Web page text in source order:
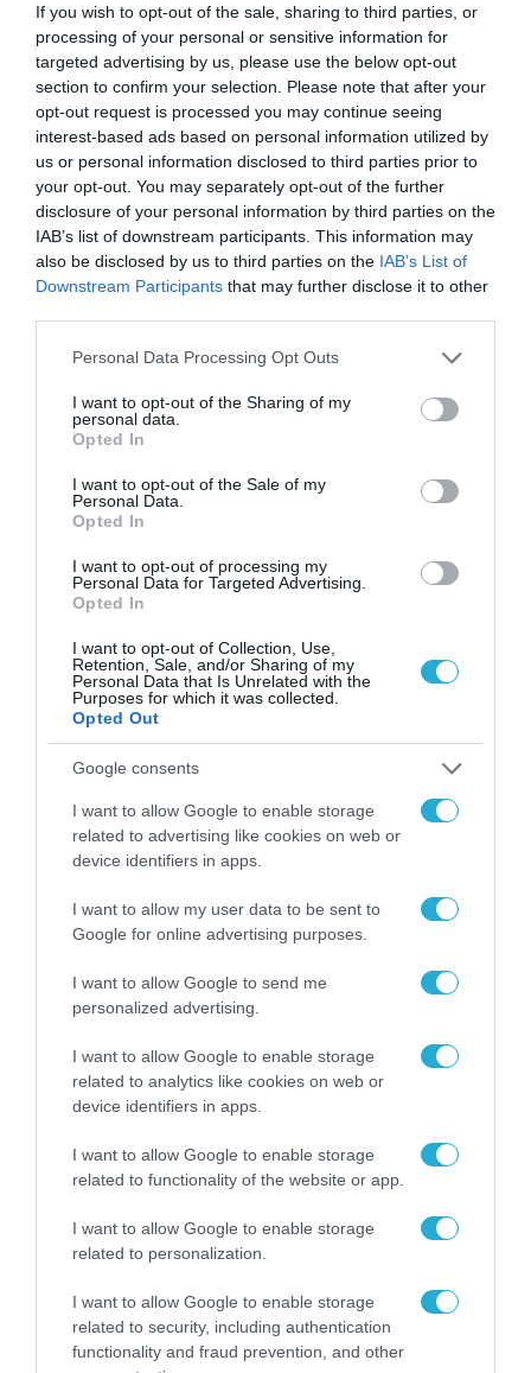
If you wish to opt-out of the sale, sharing to third parties, or
processing of your personal or sensitive information for
targeted advertising by us, please use the below opt-out
section to confirm your selection. Please note that after your
opt-out request is processed you may continue seeing
interest-based ads based on personal information utilized by
us or personal information disclosed to third parties prior to
your opt-out. You may separately opt-out of the further
disclosure of your personal information by third parties on the
IAB’s list of downstream participants. This information may
also be disclosed by us to third parties on the IAB’s List of
Downstream Participants that may further disclose it to other
Please note that this website/app uses one or more Google
not limited to your visit or usage behaviour. You may click to
grant or deny consent to Google and its third-party tags to
use your data for below specified purposes in below Google
consent section.
Personal Data Processing Opt Outs
I want to opt-out of the Sharing of my
personal data.
Opted In
I want to opt-out of the Sale of my
Personal Data.
Opted In
I want to opt-out of processing my
Personal Data for Targeted Advertising.
Opted In
I want to opt-out of Collection, Use,
Retention, Sale, and/or Sharing of my
Personal Data that Is Unrelated with the
Purposes for which it was collected.
Opted Out
Google consents
I want to allow Google to enable storage
related to advertising like cookies on web or
device identifiers in apps.
I want to allow my user data to be sent to
Google for online advertising purposes.
I want to allow Google to send me
personalized advertising.
I want to allow Google to enable storage
related to analytics like cookies on web or
device identifiers in apps.
I want to allow Google to enable storage
related to functionality of the website or app.
I want to allow Google to enable storage
related to personalization.
I want to allow Google to enable storage
related to security, including authentication
functionality and fraud prevention, and other
Παραβρέθηκαν, επίσης, από τον Δήμο
Τρικκαίων οι δημοτικοί σύμβουλοι Μαρίνα
Καραμέτου, Χρήστος Ζαραμπούκας, Λόρεν
Κασσοπούλυ (και ως μέλος του ΔΣ της e-
trikala ΑΕ), σύσσωμο το ΔΣ του
Επιμελητηρίου Τρικάλων, εκπρόσωποι του
Εμπορικού Συλλόγου Τρικάλων και της
Ομοσπονδίας ΕΒΕ, πολίτες και
E-TRIKALA
ΔΗΜΟΣ
ΤΡΙΚΚΑΙΩΝ
ΕΠΙΜΕΛΗΤΗΡΙΟ
ΡΟΗ ΕΙΔΗΣΕΩΝ
από την ΕΕ έργο “The
Gaming Police”
ενισχύει την ασφάλεια
31.07.2026